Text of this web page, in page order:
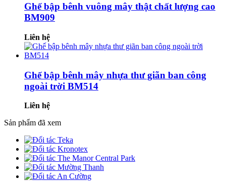
Ghế bập bênh vuông mây thật chất lượng cao
BM909
Liên hệ
Ghế bập bênh mây nhựa thư giãn ban công
ngoài trời BM514
Liên hệ
Sản phẩm đã xem